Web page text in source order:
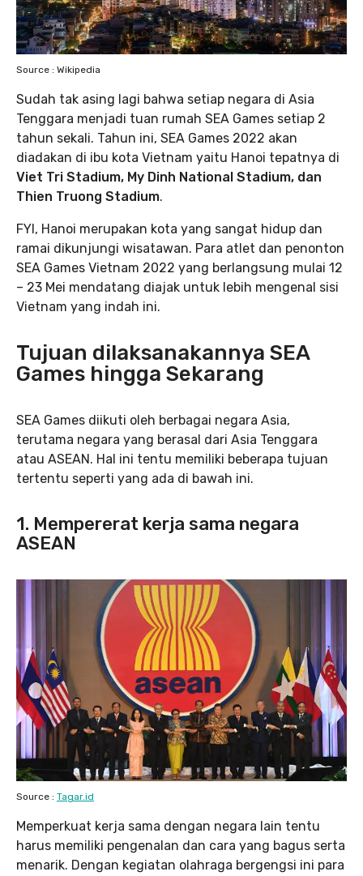
Source : Wikipedia
Sudah tak asing lagi bahwa setiap negara di Asia
Tenggara menjadi tuan rumah SEA Games setiap 2
tahun sekali. Tahun ini, SEA Games 2022 akan
diadakan di ibu kota Vietnam yaitu Hanoi tepatnya di
Viet Tri Stadium, My Dinh National Stadium, dan
Thien Truong Stadium.
FYI, Hanoi merupakan kota yang sangat hidup dan
ramai dikunjungi wisatawan. Para atlet dan penonton
SEA Games Vietnam 2022 yang berlangsung mulai 12
– 23 Mei mendatang diajak untuk lebih mengenal sisi
Vietnam yang indah ini.
Tujuan dilaksanakannya SEA
Games hingga Sekarang
SEA Games diikuti oleh berbagai negara Asia,
terutama negara yang berasal dari Asia Tenggara
atau ASEAN. Hal ini tentu memiliki beberapa tujuan
tertentu seperti yang ada di bawah ini.
1. Mempererat kerja sama negara
ASEAN
Source : Tagar.id
Memperkuat kerja sama dengan negara lain tentu
harus memiliki pengenalan dan cara yang bagus serta
menarik. Dengan kegiatan olahraga bergengsi ini para